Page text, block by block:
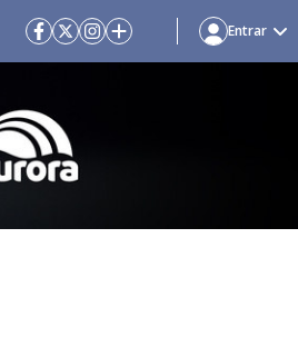
Entrar